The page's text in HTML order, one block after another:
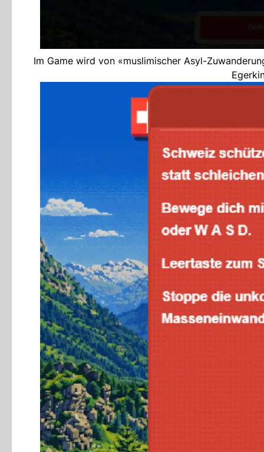
Im Game wird von «muslimischer Asyl-